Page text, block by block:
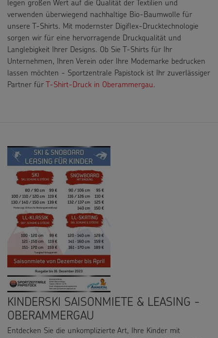
legen großen Wert auf die Qualität der Textilien und
verwenden überwiegend nachhaltige Bio-Baumwolle für
unsere T-Shirts. Mit modernster Digiflex-Drucktechnologie
sorgen wir für eine hervorragende Druckqualität und
Langlebigkeit Ihrer Designs. Ob Sie T-Shirts für Ihr
Unternehmen, Ihren Verein oder Ihre Modemarke bedrucken
lassen möchten - Sportzentrale Papistock ist Ihr zuverlässiger
Partner für
T-Shirt-Druck in Oberammergau.
KINDERSKI SAISONMIETE & LEASING -
OBERAMMERGAU
Entdecken Sie die unkomplizierte Art, Ihre Kinder mit